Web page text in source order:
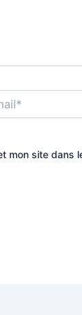
mon site dans